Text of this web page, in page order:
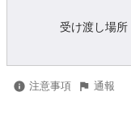
受け渡し場所
注意事項 通報